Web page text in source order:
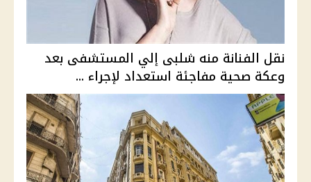
نقل الفنانة منه شلبى إلي المستشفى بعد
وعكة صحية مفاجئة استعداد لإجراء ...